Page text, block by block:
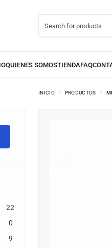
INICIO PRODUCTOS
22
0
9